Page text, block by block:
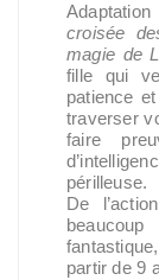
croisée
magie de
fille qui
patience
traverser
faire
périlleuse.
De
partir de 9